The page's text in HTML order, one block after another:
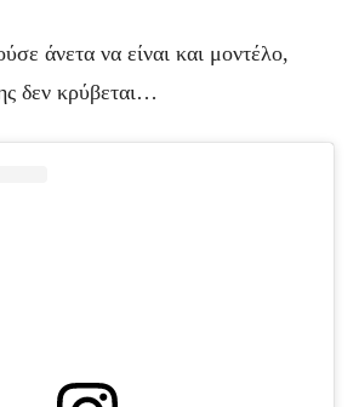
άνετα να είναι και μοντέλο,
δεν κρύβεται…